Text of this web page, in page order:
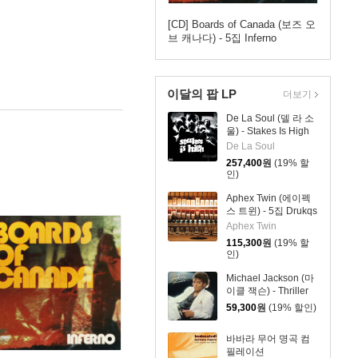
[CD] Boards of Canada (보즈 오
브 캐나다) - 5집 Inferno
이달의 팝 LP
De La Soul (델 라 소
울) - Stakes Is High
[컬러 4LP]
De La Soul
257,400원 (19% 할
인)
Aphex Twin (에이펙
스 트윈) - 5집 Drukqs
[4LP]
Aphex Twin
115,300원 (19% 할
인)
Michael Jackson (마
이클 잭슨) - Thriller
[레드 앤 블랙 마블
59,300원 (19% 할인)
바바라 무어 명곡 컴
필레이션
더보기